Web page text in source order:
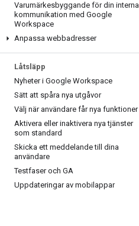
Varumärkesbyggande för din interna
kommunikation med Google
Workspace
Anpassa webbadresser
Låtsläpp
Nyheter i Google Workspace
Sätt att spåra nya utgåvor
Välj när användare får nya funktioner
Aktivera eller inaktivera nya tjänster
som standard
Skicka ett meddelande till dina
användare
Testfaser och GA
Uppdateringar av mobilappar